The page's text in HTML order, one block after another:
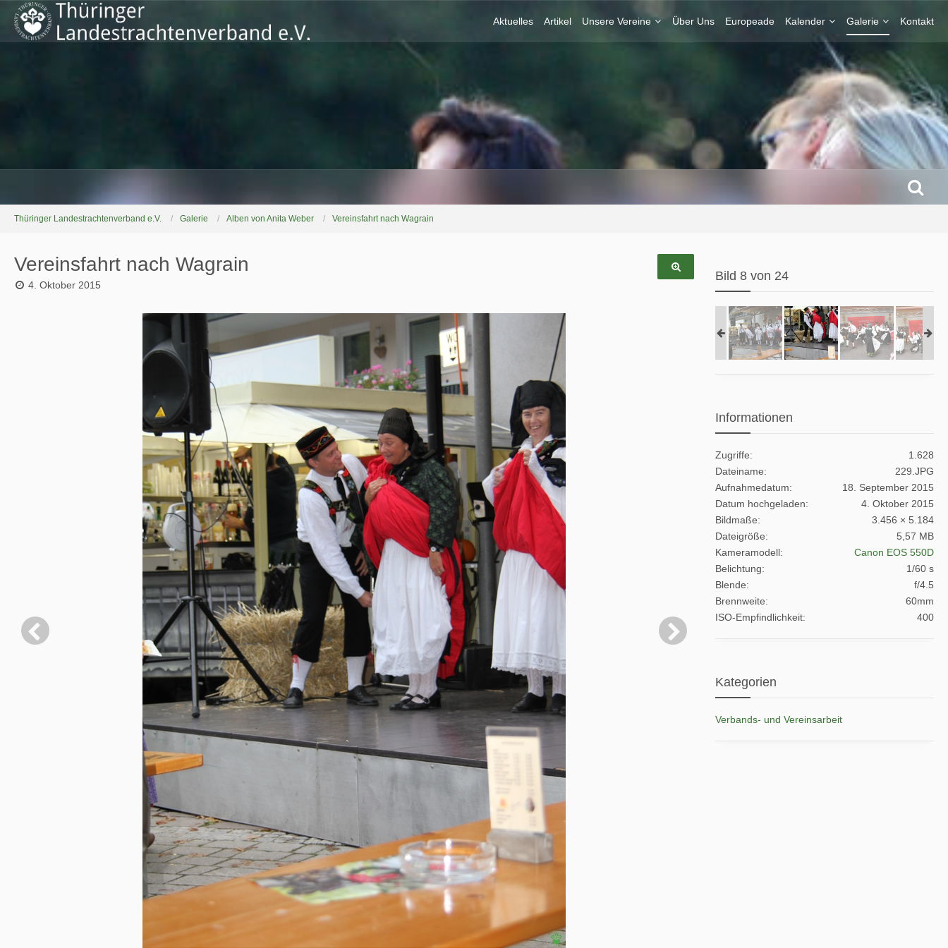
Aktuelles Artikel Unsere Vereine Über Uns Europeade Kalender Galerie Kontakt
Thüringer Landestrachtenverband e.V. Galerie Alben von Anita Weber Vereinsfahrt nach Wagrain
Vereinsfahrt nach Wagrain
4. Oktober 2015
Bild 8 von 24
Informationen
Zugriffe
1.628
Dateiname
229.JPG
Aufnahmedatum
18. September 2015
Datum hochgeladen
4. Oktober 2015
Bildmaße
3.456 × 5.184
Dateigröße
5,57 MB
Kameramodell
Canon EOS 550D
Belichtung
1/60 s
Blende
f/4.5
Brennweite
60mm
ISO-Empfindlichkeit
400
Kategorien
Verbands- und Vereinsarbeit